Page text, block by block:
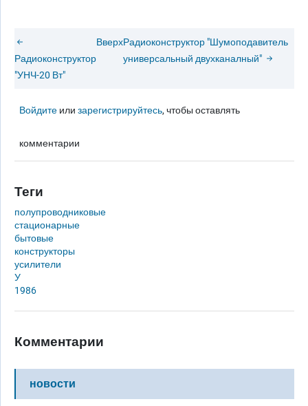
Радиоконструктор
"УНЧ-20 Вт"
ВверхРадиоконструктор "Шумоподавитель
универсальный двухканалный"
Войдите илизарегистрируйтесь, чтобы оставлять
комментарии
Теги
полупроводниковые
стационарные
бытовые
конструкторы
усилители
У
1986
Комментарии
новости